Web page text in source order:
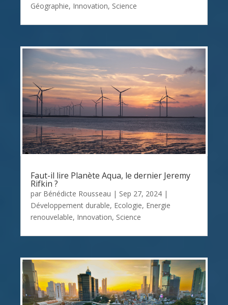
Géographie, Innovation, Science
Faut-il lire Planète Aqua, le dernier Jeremy
Rifkin ?
par Bénédicte Rousseau | Sep 27, 2024 |
Développement durable, Ecologie, Energie
renouvelable, Innovation, Science